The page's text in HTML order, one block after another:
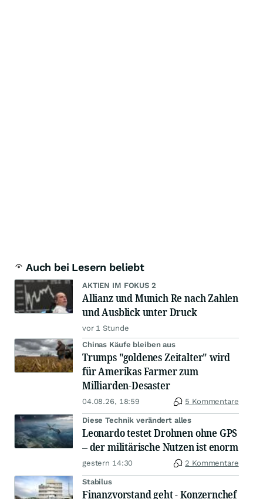
Auch bei Lesern beliebt
AKTIEN IM FOKUS 2
Allianz und Munich Re nach Zahlen
und Ausblick unter Druck
vor 1 Stunde
Chinas Käufe bleiben aus
Trumps "goldenes Zeitalter" wird
für Amerikas Farmer zum
Milliarden-Desaster
04.08.26, 18:59 5 Kommentare
Diese Technik verändert alles
Leonardo testet Drohnen ohne GPS
– der militärische Nutzen ist enorm
gestern 14:30 2 Kommentare
Stabilus
Finanzvorstand geht - Konzernchef